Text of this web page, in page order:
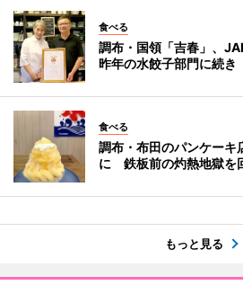
食べる
調布・国領「吉春」、
昨年の水餃子部門に続き
食べる
調布・布田のパンケーキ
に 鉄板前の灼熱地獄を
もっと見る